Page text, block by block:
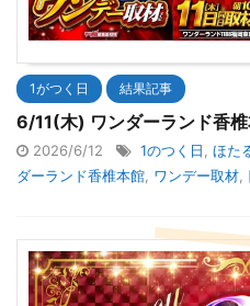
1がつく日 結果記事
6/11(木) ワンダーランド香
2026/6/12 1のつく日 ほた
ダーランド香椎本館 ワンデー取材